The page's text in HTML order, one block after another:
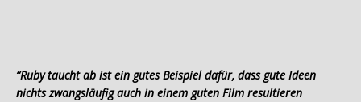
“Ruby taucht ab ist ein gutes Beispiel dafür, dass gute Ideen
nichts zwangsläufig auch in einem guten Film resultieren